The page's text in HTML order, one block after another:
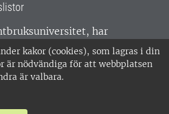
kakor (cookies), som lagras i din
är nödvändiga för att webbplatsen
är valbara.
har
hela Sverige. Huvudorter är
Umeå.SLU är
ISO 14001. •
nr: 202100-2817 •